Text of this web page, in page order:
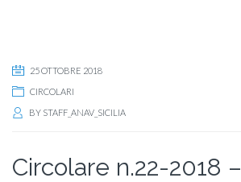
25 OTTOBRE 2018
CIRCOLARI
BY STAFF_ANAV_SICILIA
Circolare n.22-2018 –